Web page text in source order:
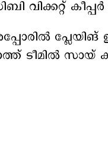
വിക്കറ്റ്
ടീമിൽ സായ്